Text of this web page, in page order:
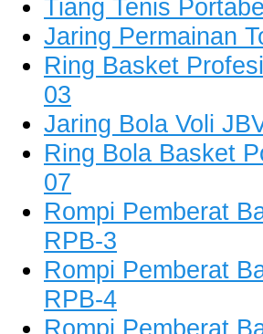
Tiang Tenis
Jaring Permainan
Ring Basket
03
Jaring Bola Voli
Ring Bola Basket
07
Rompi Pemberat
RPB-3
Rompi Pemberat
RPB-4
Rompi Pemberat